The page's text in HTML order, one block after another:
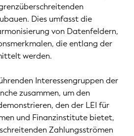
Dies umfasst die
von Datenfeldern,
die entlang der
werden.
Interessengruppen der
zusammen, um den
den der LEI für
und Finanzinstitute bietet,
Zahlungsströmen